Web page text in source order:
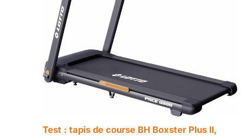
Test : tapis de course BH Boxster Plus II,